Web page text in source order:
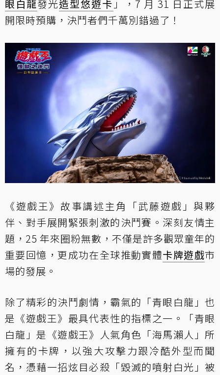
眼白龍發光造型悠遊卡 」，7 月 31 日正式展
開限時預購，決鬥者們千萬別錯過了！
《遊戲王》故事講述主角「武藤遊戲」與夥
伴、對手展開緊張刺激的決鬥賽。深刻友情主
題，25 年來圈粉無數，不僅是許多觀眾童年的
重要回憶，更成功在全球推動實體卡牌遊戲市
場的發展。
除了精彩的決鬥劇情，霸氣的「青眼白龍」也
是《遊戲王》最具代表性的指標之一。「青眼
白龍」是《遊戲王》人氣角色「海馬瀨人」所
擁有的卡牌，以強大攻擊力跟冷酷外型而聞
名，憑藉一招炫目必殺「毀滅的噴射白光」被